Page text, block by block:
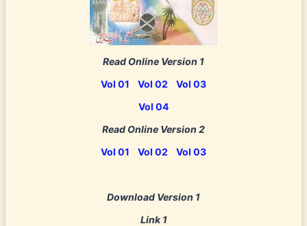
Read Online Version 1
Vol 01
Vol 02
Vol 03
Vol 04
Read Online Version 2
Vol 01
Vol 02 Vol 03
Download Version 1
Link 1